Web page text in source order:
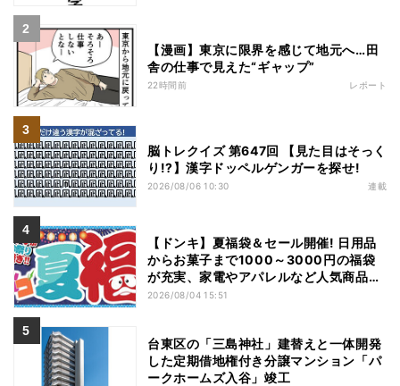
【漫画】東京に限界を感じて地元へ…田
舎の仕事で見えた“ギャップ”
22時間前 レポート
脳トレクイズ 第647回 【見た目はそっく
り!?】漢字ドッペルゲンガーを探せ!
2026/08/06 10:30 連載
【ドンキ】夏福袋＆セール開催! 日用品
からお菓子まで1000～3000円の福袋
が充実、家電やアパレルなど人気商品も
特価
2026/08/04 15:51
台東区の「三島神社」建替えと一体開発
した定期借地権付き分譲マンション「パ
ークホームズ入谷」竣工